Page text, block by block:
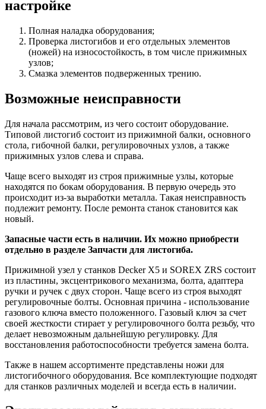
настройке
Полная наладка оборудования;
Проверка листогибов и его отдельных элементов
(ножей) на износостойкость, в том числе прижимных
узлов;
Смазка элементов подверженных трению.
Возможные неисправности
Для начала рассмотрим, из чего состоит оборудование.
Типовой листогиб состоит из прижимной балки, основного
стола, гибочной балки, регулировочных узлов, а также
прижимных узлов слева и справа.
Чаще всего выходят из строя прижимные узлы, которые
находятся по бокам оборудования. В первую очередь это
происходит из-за выработки металла. Такая неисправность
подлежит ремонту. После ремонта станок становится как
новый.
Запасные части есть в наличии. Их можно приобрести
отдельно в разделе Запчасти для листогиба.
Прижимной узел у станков Decker X5 и SOREX ZRS состоит
из пластины, эксцентрикового механизма, болта, адаптера
ручки и ручек с двух сторон. Чаще всего из строя выходят
регулировочные болты. Основная причина - использование
газового ключа вместо положенного. Газовый ключ за счет
своей жесткости стирает у регулировочного болта резьбу, что
делает невозможным дальнейшую регулировку. Для
восстановления работоспособности требуется замена болта.
Также в нашем ассортименте представлены ножи для
листогибочного оборудования. Все комплектующие подходят
для станков различных моделей и всегда есть в наличии.